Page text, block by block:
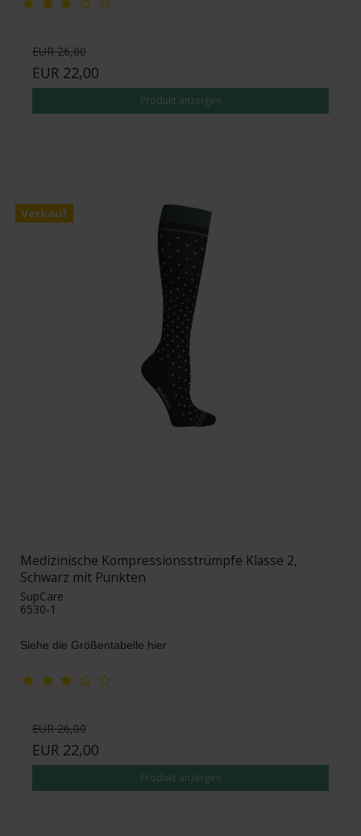
EUR 26,00
EUR 22,00
Produkt anzeigen
Verkauf
Medizinische Kompressionsstrümpfe Klasse 2,
Schwarz mit Punkten
SupCare
6530-1
Siehe die Größentabelle hier
EUR 26,00
EUR 22,00
Produkt anzeigen